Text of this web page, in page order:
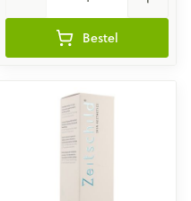
Bestel